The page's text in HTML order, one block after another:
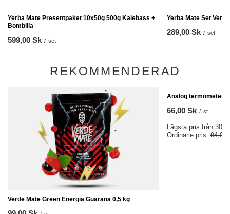
Yerba Mate Presentpaket 10x50g 500g Kalebass +
/ set
Yerba Mate Set
289,00 Sk / set
REKOMMENDERAD